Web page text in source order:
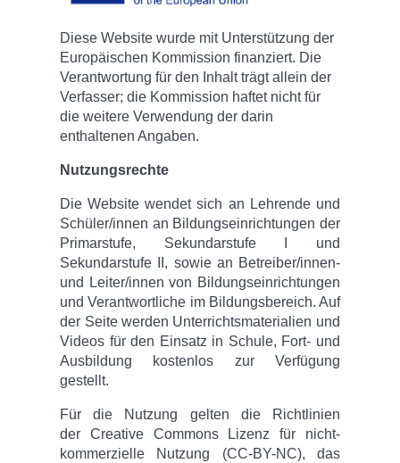
Diese Website wurde mit Unterstützung der
Europäischen Kommission finanziert. Die
Verantwortung für den Inhalt trägt allein der
Verfasser; die Kommission haftet nicht für
die weitere Verwendung der darin
enthaltenen Angaben.
Nutzungsrechte
Die Website wendet sich an Lehrende und
Schüler/innen an Bildungseinrichtungen der
Primarstufe, Sekundarstufe I und
Sekundarstufe II, sowie an Betreiber/innen-
und Leiter/innen von Bildungseinrichtungen
und Verantwortliche im Bildungsbereich. Auf
der Seite werden Unterrichtsmaterialien und
Videos für den Einsatz in Schule, Fort- und
Ausbildung kostenlos zur Verfügung
gestellt.
Für die Nutzung gelten die Richtlinien
der Creative Commons Lizenz für nicht-
kommerzielle Nutzung (CC-BY-NC), das